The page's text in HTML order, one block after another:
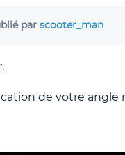
par scooter_man
de votre angle